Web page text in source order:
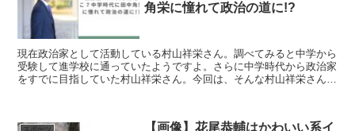
角栄に憧れて政治の道に!?
現在政治家として活動している村山祥栄さん。調べてみると中学から
受験して進学校に通っていたようですよ。さらに中学時代から政治家
をすでに目指していた村山祥栄さん。今回は、そんな村山祥栄さんの
【画像】花尾恭輔はかわいい系イ